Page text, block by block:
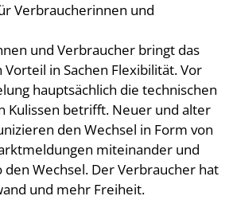
Verbraucherinnen und
und Verbraucher bringt das
in Sachen Flexibilität. Vor
hauptsächlich die technischen
Kulissen betrifft. Neuer und alter
den Wechsel in Form von
miteinander und
Wechsel. Der Verbraucher hat
und mehr Freiheit.